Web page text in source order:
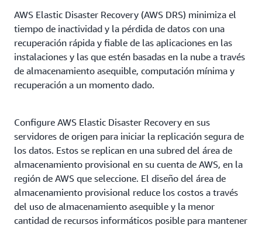
AWS Elastic Disaster Recovery (AWS DRS) minimiza el
tiempo de inactividad y la pérdida de datos con una
recuperación rápida y fiable de las aplicaciones en las
instalaciones y las que estén basadas en la nube a través
de almacenamiento asequible, computación mínima y
recuperación a un momento dado.
Configure AWS Elastic Disaster Recovery en sus
servidores de origen para iniciar la replicación segura de
los datos. Estos se replican en una subred del área de
almacenamiento provisional en su cuenta de AWS, en la
región de AWS que seleccione. El diseño del área de
almacenamiento provisional reduce los costos a través
del uso de almacenamiento asequible y la menor
cantidad de recursos informáticos posible para mantener